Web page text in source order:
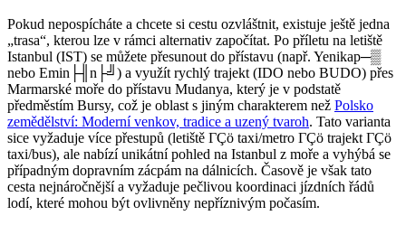
Pokud nepospícháte a chcete si cestu ozvláštnit, existuje ještě jedna
„trasa“, kterou lze v rámci alternativ započítat. Po příletu na letiště
Istanbul (IST) se můžete přesunout do přístavu (např. Yenikap─▒
nebo Emin├╢n├╝) a využít rychlý trajekt (IDO nebo BUDO) přes
Marmarské moře do přístavu Mudanya, který je v podstatě
předměstím Bursy, což je oblast s jiným charakterem než Polsko
zemědělství: Moderní venkov, tradice a uzený tvaroh. Tato varianta
sice vyžaduje více přestupů (letiště ΓÇö taxi/metro ΓÇö trajekt ΓÇö
taxi/bus), ale nabízí unikátní pohled na Istanbul z moře a vyhýbá se
případným dopravním zácpám na dálnicích. Časově je však tato
cesta nejnáročnější a vyžaduje pečlivou koordinaci jízdních řádů
lodí, které mohou být ovlivněny nepříznivým počasím.